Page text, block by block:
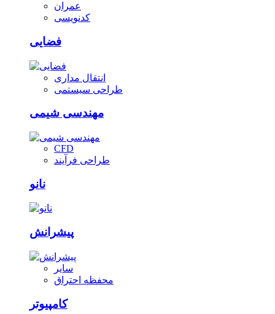
عمران
کدنویسی
فضایی
انتقال مداری
طراحی سیستمی
مهندسی شیمی
CFD
طراحی فرآیند
نانو
پیشرانش
سایر
محفظه احتراق
کامپیوتر